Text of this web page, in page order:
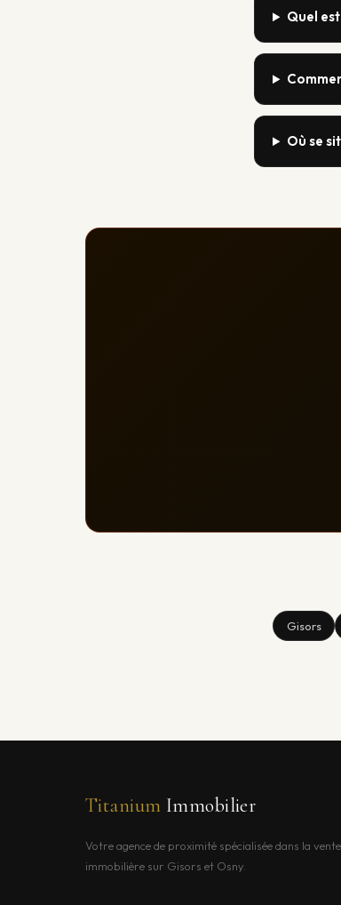
Quel
Où se
Gisors
Titanium Immobilier
Votre agence de proximité spécialisée dans la
immobilière sur Gisors et Osny.